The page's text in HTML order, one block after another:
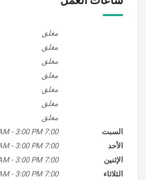
مغلق
مغلق
مغلق
مغلق
مغلق
مغلق
مغلق
السبت
7:00 AM
- 3:00 PM
الأحد
7:00 AM
- 3:00 PM
الإثنين
7:00 AM
- 3:00 PM
الثلاثاء
7:00 AM
- 3:00 PM